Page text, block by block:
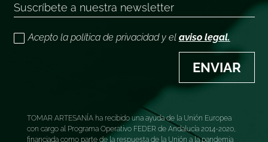
Acepto la política de privacidad y el aviso legal.
ENVIAR
TOMAR ARTESANÍA ha recibido una ayuda de la Unión Europea
con cargo al Programa Operativo FEDER de Andalucía 2014-2020,
financiada como parte de la respuesta de la Unión a la pandemia